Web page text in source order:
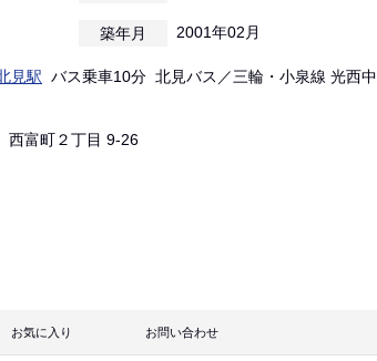
築年月 2001年02月
見駅 バス乗車10分 北見バス／三輪・小泉線 光西中
西富町２丁目 9-26
お気に入り お問い合わせ